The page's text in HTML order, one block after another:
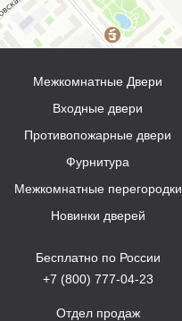
Межкомнатные Двери
Входные двери
Противопожарные двери
Фурнитура
Межкомнатные перегородки
Новинки дверей
Бесплатно по России
+7 (800) 777-04-23
Отдел продаж